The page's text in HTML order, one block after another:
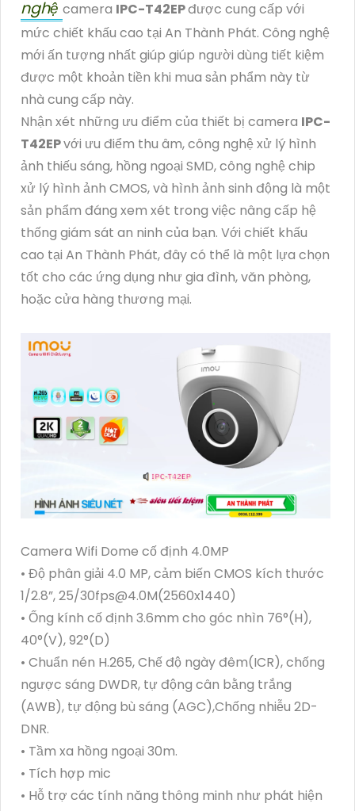
nghệ camera IPC-T42EPđược cung cấp với
mức chiết khấu cao tại An Thành Phát. Công nghệ
mới ấn tượng nhất giúp giúp người dùng tiết kiệm
được một khoản tiền khi mua sản phẩm này từ
nhà cung cấp này.
Nhận xét những ưu điểm của thiết bị camera IPC-
T42EPvới ưu điểm thu âm, công nghệ xử lý hình
ảnh thiếu sáng, hồng ngoại SMD, công nghệ chip
xử lý hình ảnh CMOS, và hình ảnh sinh động là một
sản phẩm đáng xem xét trong việc nâng cấp hệ
thống giám sát an ninh của bạn. Với chiết khấu
cao tại An Thành Phát, đây có thể là một lựa chọn
tốt cho các ứng dụng như gia đình, văn phòng,
hoặc cửa hàng thương mại.
Camera Wifi Dome cố định 4.0MP
• Độ phân giải 4.0 MP, cảm biến CMOS kích thước
1/2.8”, 25/30fps@4.0M(2560x1440)
• Ống kính cố định 3.6mm cho góc nhìn 76°(H),
40°(V), 92°(D)
• Chuẩn nén H.265, Chế độ ngày đêm(ICR), chống
ngược sáng DWDR, tự động cân bằng trắng
(AWB), tự động bù sáng (AGC),Chống nhiễu 2D-
DNR.
• Tầm xa hồng ngoại 30m.
• Tích hợp mic
• Hỗ trợ các tính năng thông minh như phát hiện